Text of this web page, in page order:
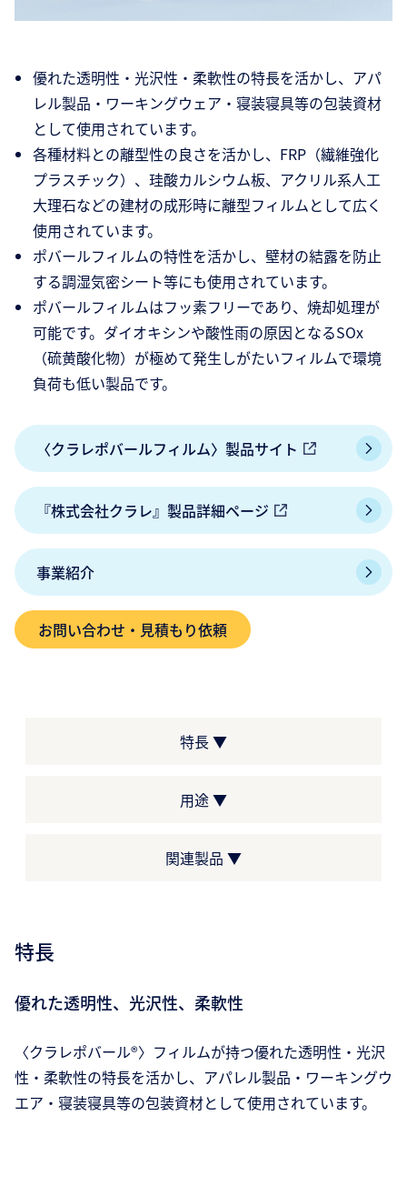
優れた透明性・光沢性・柔軟性の特長を活かし、アパ
レル製品・ワーキングウェア・寝装寝具等の包装資材
として使用されています。
各種材料との離型性の良さを活かし、FRP（繊維強化
プラスチック）、珪酸カルシウム板、アクリル系人工
大理石などの建材の成形時に離型フィルムとして広く
使用されています。
ポバールフィルムの特性を活かし、壁材の結露を防止
する調湿気密シート等にも使用されています。
ポバールフィルムはフッ素フリーであり、焼却処理が
可能です。ダイオキシンや酸性雨の原因となるSOx
（硫黄酸化物）が極めて発生しがたいフィルムで環境
負荷も低い製品です。
〈クラレポバールフィルム〉製品サイト
『株式会社クラレ』製品詳細ページ
事業紹介
お問い合わせ・見積もり依頼
特長 ▼
用途 ▼
関連製品 ▼
特長
優れた透明性、光沢性、柔軟性
〈クラレポバール®〉フィルムが持つ優れた透明性・光沢
性・柔軟性の特長を活かし、アパレル製品・ワーキングウ
エア・寝装寝具等の包装資材として使用されています。